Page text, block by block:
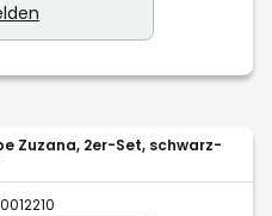
Zuzana, 2er-Set, schwarz-